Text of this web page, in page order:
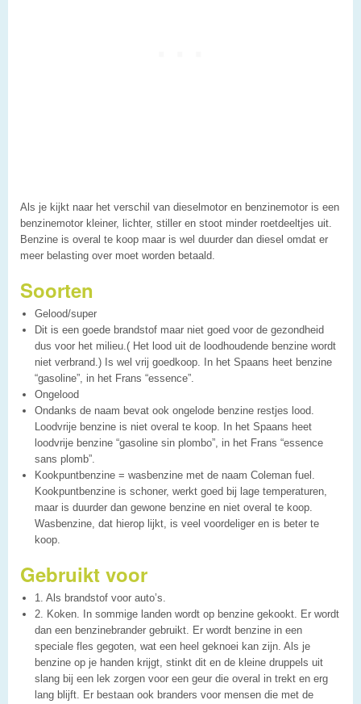
Als je kijkt naar het verschil van dieselmotor en benzinemotor is een
benzinemotor kleiner, lichter, stiller en stoot minder roetdeeltjes uit.
Benzine is overal te koop maar is wel duurder dan diesel omdat er
meer belasting over moet worden betaald.
Soorten
Gelood/super
Dit is een goede brandstof maar niet goed voor de gezondheid
dus voor het milieu.( Het lood uit de loodhoudende benzine wordt
niet verbrand.) Is wel vrij goedkoop. In het Spaans heet benzine
“gasoline”, in het Frans “essence”.
Ongelood
Ondanks de naam bevat ook ongelode benzine restjes lood.
Loodvrije benzine is niet overal te koop. In het Spaans heet
loodvrije benzine “gasoline sin plombo”, in het Frans “essence
sans plomb”.
Kookpuntbenzine = wasbenzine met de naam Coleman fuel.
Kookpuntbenzine is schoner, werkt goed bij lage temperaturen,
maar is duurder dan gewone benzine en niet overal te koop.
Wasbenzine, dat hierop lijkt, is veel voordeliger en is beter te
koop.
Gebruikt voor
1. Als brandstof voor auto’s.
2. Koken. In sommige landen wordt op benzine gekookt. Er wordt
dan een benzinebrander gebruikt. Er wordt benzine in een
speciale fles gegoten, wat een heel geknoei kan zijn. Als je
benzine op je handen krijgt, stinkt dit en de kleine druppels uit
slang bij een lek zorgen voor een geur die overal in trekt en erg
lang blijft. Er bestaan ook branders voor mensen die met de